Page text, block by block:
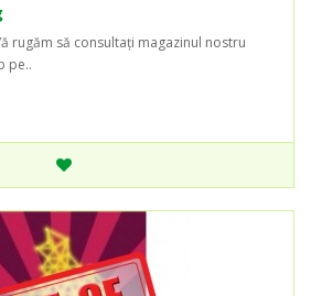
rugăm să consultați magazinul nostru
pe..